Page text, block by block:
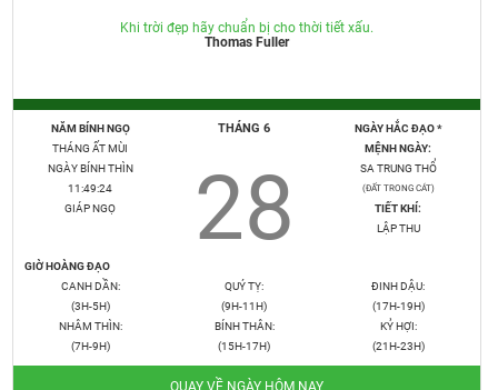
Khi trời đẹp hãy chuẩn bị cho thời tiết xấu.
Thomas Fuller
NĂM BÍNH NGỌ
THÁNG ẤT MÙI
NGÀY BÍNH THÌN
11:49:25
GIÁP NGỌ
THÁNG 6
28
NGÀY HẮC ĐẠO *
MỆNH NGÀY:
SA TRUNG THỔ
(ĐẤT TRONG CÁT)
TIẾT KHÍ:
LẬP THU
GIỜ HOÀNG ĐẠO
CANH DẦN:
(3H-5H)
NHÂM THÌN:
(7H-9H)
QUÝ TỴ:
(9H-11H)
BÍNH THÂN:
(15H-17H)
ĐINH DẬU:
(17H-19H)
KỶ HỢI:
(21H-23H)
QUAY VỀ NGÀY HÔM NAY